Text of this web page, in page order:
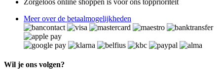
Meer over de betaalmogelijkheden
Wil je ons volgen?